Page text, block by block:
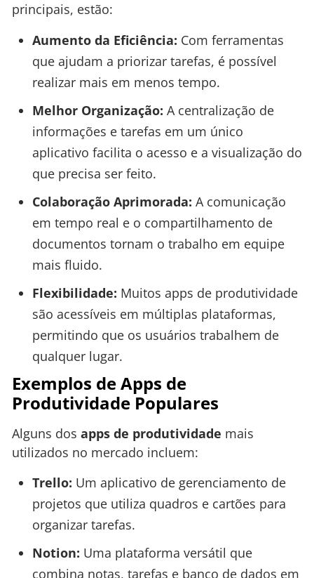
principais, estão:
Aumento da Eficiência: Com ferramentas
que ajudam a priorizar tarefas, é possível
realizar mais em menos tempo.
Melhor Organização: A centralização de
informações e tarefas em um único
aplicativo facilita o acesso e a visualização do
que precisa ser feito.
Colaboração Aprimorada: A comunicação
em tempo real e o compartilhamento de
documentos tornam o trabalho em equipe
mais fluido.
Flexibilidade: Muitos apps de produtividade
são acessíveis em múltiplas plataformas,
permitindo que os usuários trabalhem de
qualquer lugar.
Exemplos de Apps de
Produtividade Populares
Alguns dos apps de produtividade mais
utilizados no mercado incluem:
Trello: Um aplicativo de gerenciamento de
projetos que utiliza quadros e cartões para
organizar tarefas.
Notion: Uma plataforma versátil que
combina notas, tarefas e banco de dados em